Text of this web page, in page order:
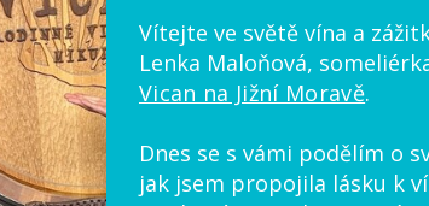
Vítejte ve světě vína a
Lenka Maloňová,
Vican na Jižní Moravě.
Dnes se s vámi podělím o
jak jsem propojila lásku k